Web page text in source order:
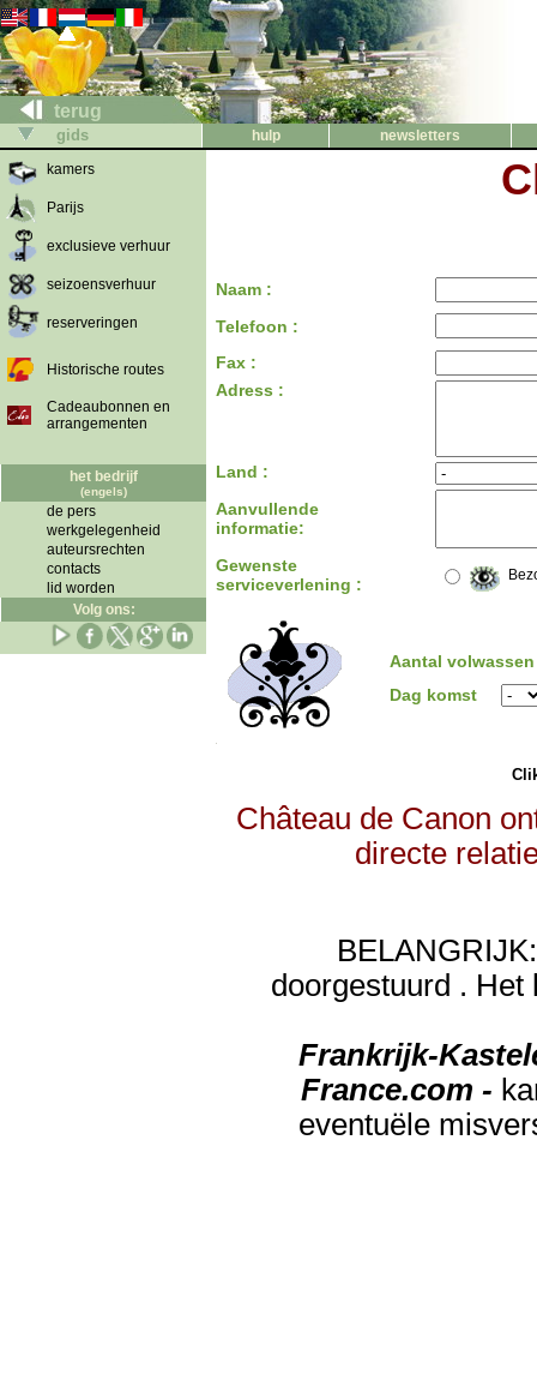
terug
gids hulp
newsletters
kamers
Parijs
exclusieve verhuur
seizoensverhuur
reserveringen
Historische routes
Cadeaubonnen en
arrangementen
het bedrijf
(engels)
de pers
werkgelegenheid
auteursrechten
contacts
lid worden
Volg ons:
Naam :
Telefoon :
Fax :
Adress :
Land :
Aanvullende
informatie:
Gewenste
serviceverlening :
Aantal
Dag komst
Château de Canon
directe
doorgestuurd . Het
Frankrijk-
France.com -
eventuële